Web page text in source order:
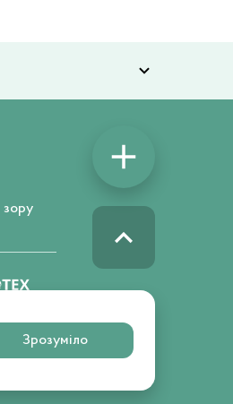
Зрозуміло
Людям із порушенням зору